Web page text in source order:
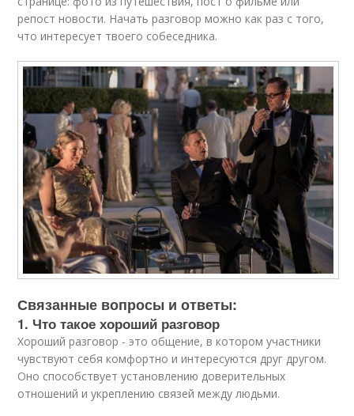
репост новости. Начать разговор можно как раз с того,
что интересует твоего собеседника.
Связанные вопросы и ответы:
1. Что такое хороший разговор
Хороший разговор - это общение, в котором участники
чувствуют себя комфортно и интересуются друг другом.
Оно способствует установлению доверительных
отношений и укреплению связей между людьми.